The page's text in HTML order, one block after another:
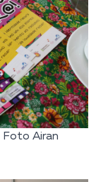
Foto Airan